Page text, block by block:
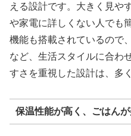
える設計です。大きく見や
や家電に詳しくない人でも
機能も搭載されているので
など、生活スタイルに合わ
すさを重視した設計は、多
保温性能が高く、ごはん